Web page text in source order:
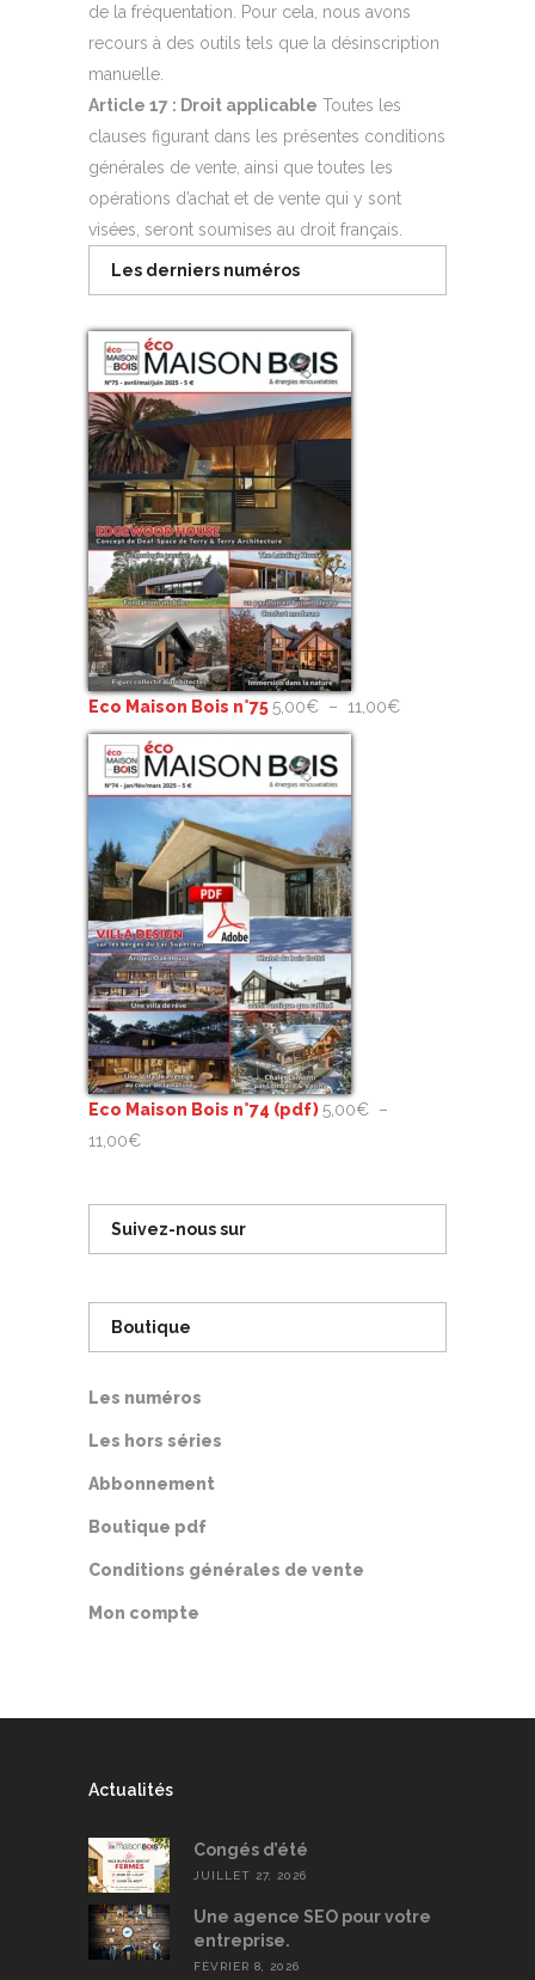
de la fréquentation. Pour cela, nous avons
recours à des outils tels que la désinscription
manuelle.
Article 17 : Droit applicable Toutes les
clauses figurant dans les présentes conditions
générales de vente, ainsi que toutes les
opérations d’achat et de vente qui y sont
visées, seront soumises au droit français.
Les derniers numéros
Eco Maison Bois n°755,00€ – 11,00€Plage
Eco Maison Bois n°74 (pdf)5,00€ –
11,00€Plage
prix :
5,00€
Suivez-nous sur
Boutique
Les numéros
Les hors séries
Abbonnement
Boutique pdf
Conditions générales de vente
Mon compte
Actualités
Congés d’été
JUILLET 27, 2026
Une agence SEO pour votre
entreprise.
FÉVRIER 8, 2026